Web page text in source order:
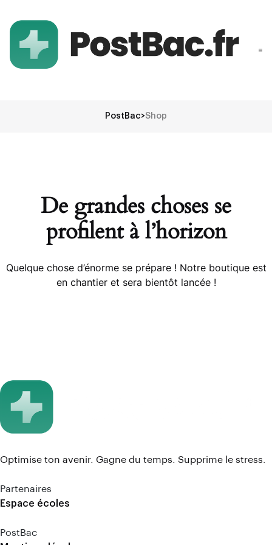
PostBac>Shop
De grandes choses se
profilent à l’horizon
Quelque chose d’énorme se prépare ! Notre boutique est
en chantier et sera bientôt lancée !
Optimise ton avenir. Gagne du temps. Supprime le stress.
Partenaires
Espace écoles
PostBac